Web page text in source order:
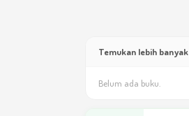
Temukan lebih banyak
Belum ada buku.